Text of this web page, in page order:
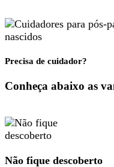
Precisa de cuidador?
Conheça abaixo as
Não fique descoberto